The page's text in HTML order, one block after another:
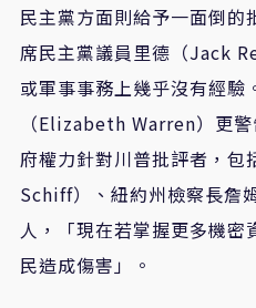
民主黨方面則給予一面倒的
席民主黨議員里德（Jack
或軍事事務上幾乎沒有經驗
（Elizabeth Warren）更
府權力針對川普批評者，包
Schiff）、紐約州檢察長
人，「現在若掌握更多機
民造成傷害」。